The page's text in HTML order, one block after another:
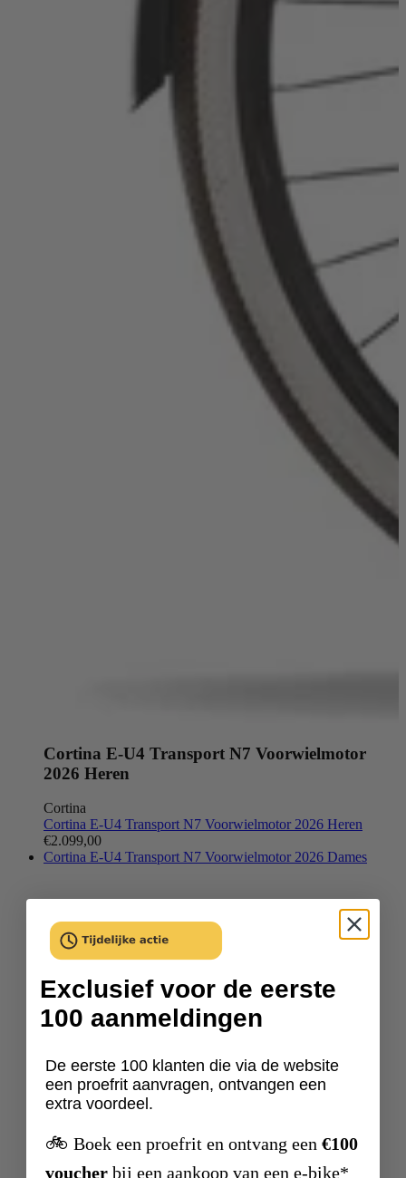
Cortina E-U4 Transport N7 Voorwielmotor
2026 Heren
Cortina
Cortina E-U4 Transport N7 Voorwielmotor 2026 Heren
€2.099,00
Cortina E-U4 Transport N7 Voorwielmotor 2026 Dames
Exclusief voor de eerste
100 aanmeldingen
De eerste 100 klanten die via de website
een proefrit aanvragen, ontvangen een
extra voordeel.
🚲 Boek een proefrit en ontvang een €100
voucher bij een aankoop van een e-bike*